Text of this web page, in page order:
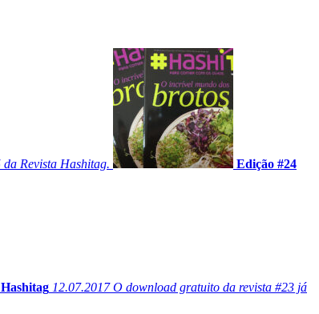
Revista Hashitag. Edição #24
12.07.2017O download gratuito da revista #23 já